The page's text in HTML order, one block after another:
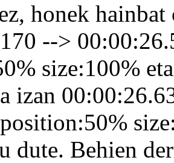
honek
-->
size:100%
izan
dute. Behien